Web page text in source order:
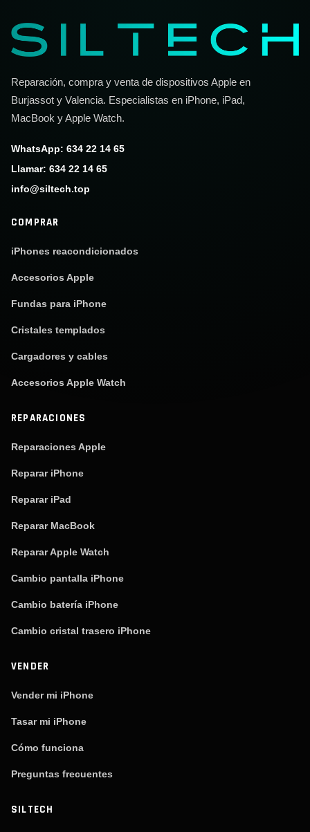
Reparación, compra y venta de dispositivos Apple en
Burjassot y Valencia. Especialistas en iPhone, iPad,
MacBook y Apple Watch.
WhatsApp: 634 22 14 65
Llamar: 634 22 14 65
info@siltech.top
COMPRAR
iPhones reacondicionados
Accesorios Apple
Fundas para iPhone
Cristales templados
Cargadores y cables
Accesorios Apple Watch
REPARACIONES
Reparaciones Apple
Reparar iPhone
Reparar iPad
Reparar MacBook
Reparar Apple Watch
Cambio pantalla iPhone
Cambio batería iPhone
Cambio cristal trasero iPhone
VENDER
Vender mi iPhone
Tasar mi iPhone
Cómo funciona
Preguntas frecuentes
SILTECH